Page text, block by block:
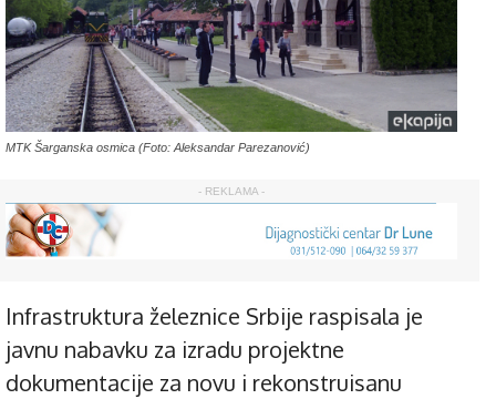
MTK Šarganska osmica (Foto: Aleksandar Parezanović)
- REKLAMA -
Infrastruktura železnice Srbije raspisala je
javnu nabavku za izradu projektne
dokumentacije za novu i rekonstruisanu